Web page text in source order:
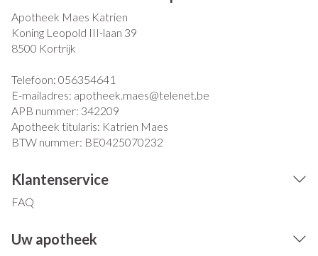
Apotheek Maes Katrien
Koning Leopold III-laan 39
8500 Kortrijk
Telefoon: 056354641
E-mailadres: apotheek.maes@telenet.be
APB nummer: 342209
Apotheek titularis: Katrien Maes
BTW nummer: BE0425070232
Klantenservice
FAQ
Uw apotheek